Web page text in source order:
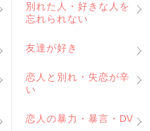
別れた人・好きな人を
忘れられない
友達が好き
恋人と別れ・失恋が辛
い
恋人の暴力・暴言・DV